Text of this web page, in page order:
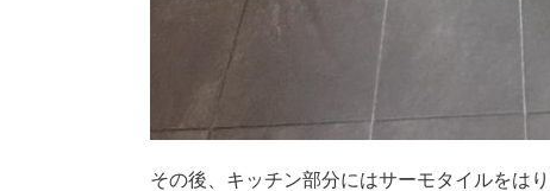
その後、キッチン部分にはサーモタイルをはり